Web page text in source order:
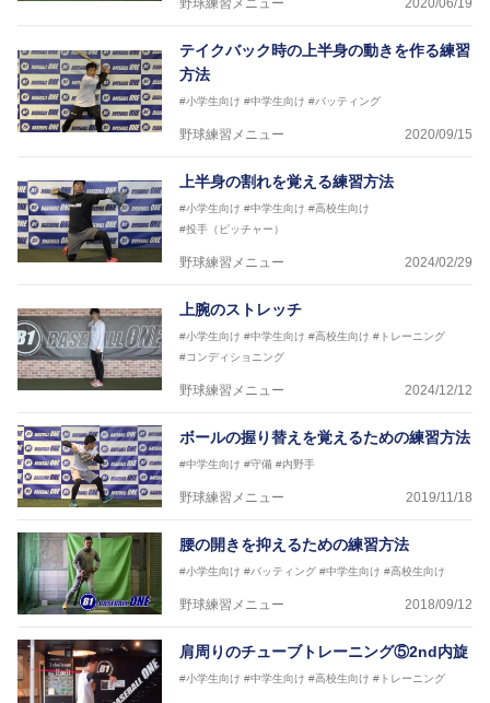
野球練習メニュー 2020/06/19
テイクバック時の上半身の動きを作る練習
方法
#小学生向け #中学生向け #バッティング
野球練習メニュー 2020/09/15
上半身の割れを覚える練習方法
#小学生向け #中学生向け #高校生向け
#投手（ピッチャー）
野球練習メニュー 2024/02/29
上腕のストレッチ
#小学生向け #中学生向け #高校生向け #トレーニング
#コンディショニング
野球練習メニュー 2024/12/12
ボールの握り替えを覚えるための練習方法
#中学生向け #守備 #内野手
野球練習メニュー 2019/11/18
腰の開きを抑えるための練習方法
#小学生向け #バッティング #中学生向け #高校生向け
野球練習メニュー 2018/09/12
肩周りのチューブトレーニング⑤2nd内旋
#小学生向け #中学生向け #高校生向け #トレーニング